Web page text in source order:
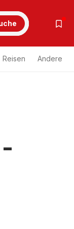
Reisen Andere